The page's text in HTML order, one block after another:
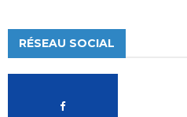
RÉSEAU SOCIAL